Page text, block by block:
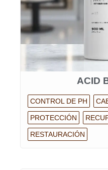
ACID
CONTROL DE PH
PROTECCIÓN
RESTAURACIÓN